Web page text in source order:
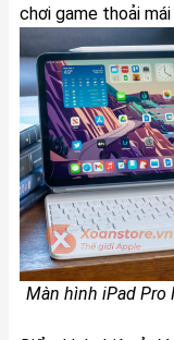
chơi game thoải
Màn hình iPad Pro